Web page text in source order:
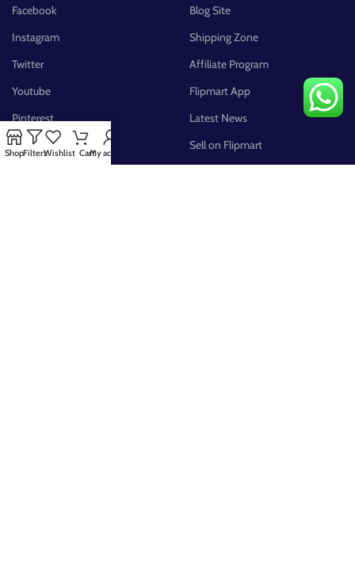
Facebook
Instagram
Twitter
Youtube
Pinterest
FB Group
Blog Site
Shipping Zone
Affiliate Program
Flipmart App
Latest News
Sell on Flipmart
ShopFiltersWishlist CartMy account